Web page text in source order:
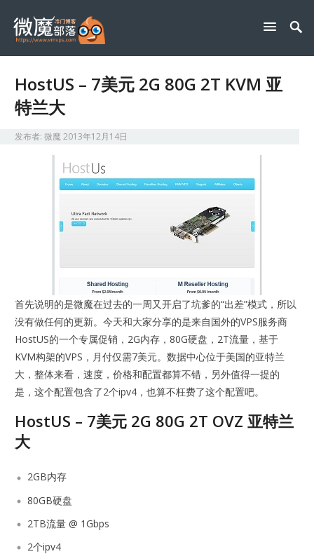
HostUS – 7美元 2G 80G 2T KVM 亚
特兰大
发布者:微魔2013年12月14日
首先说明的是微魔在过去的一周又开启了坑爹的“出差”模式，所以
没有做任何的更新。今天和大家分享的是来自国外的VPS服务商
HostUS的一个专属促销，2G内存，80G硬盘，2T流量，基于
KVM构架的VPS，月付仅需7美元。数据中心位于美国的亚特兰
大，整体来看，速度，价格和配置都算不错，另外值得一提的
是，这个配置包含了2个ipv4，也算不枉费了这个配置吧。
HostUS – 7美元 2G 80G 2T OVZ 亚特兰
大
2GB内存
80GB硬盘
2TB流量 @ 1Gbps
2个ipv4